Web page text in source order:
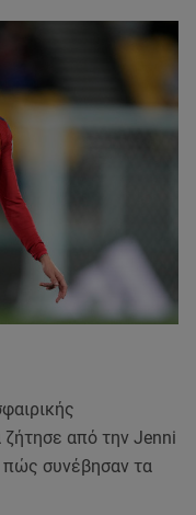
ζήτησε από την Jenni
πώς συνέβησαν τα